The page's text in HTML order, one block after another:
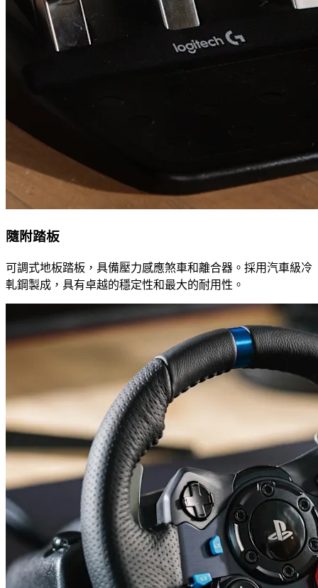
隨附踏板
可調式地板踏板，具備壓力感應煞車和離合器。採用汽車級冷
軋鋼製成，具有卓越的穩定性和最大的耐用性。